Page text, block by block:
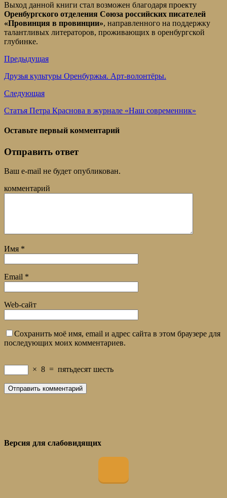
Выход данной книги стал возможен благодаря проекту
Оренбургского отделения Союза российских писателей
«Провинция в провинции», направленного на поддержку
талантливых литераторов, проживающих в оренбургской
глубинке.
Предыдущая
Друзья культуры Оренбуржья. Арт-волонтёры.
Следующая
Статья Петра Краснова в журнале «Наш современник»
Оставьте первый комментарий
Отправить ответ
Ваш e-mail не будет опубликован.
комментарий
Имя *
Email *
Web-сайт
Сохранить моё имя, email и адрес сайта в этом браузере для
последующих моих комментариев.
× 8 = пятьдесят шесть
Версия для слабовидящих